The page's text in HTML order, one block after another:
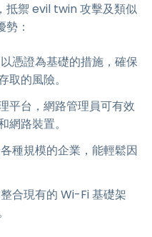
抵禦 evil twin 攻擊及類似
：
憑證為基礎的措施，確保
的風險。
平台，網路管理員可有效
路裝置。
種規模的企業，能輕鬆因
合現有的 Wi-Fi 基礎架